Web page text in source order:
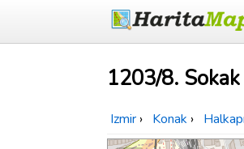
1203/8. Sokak
Izmir › Konak ›